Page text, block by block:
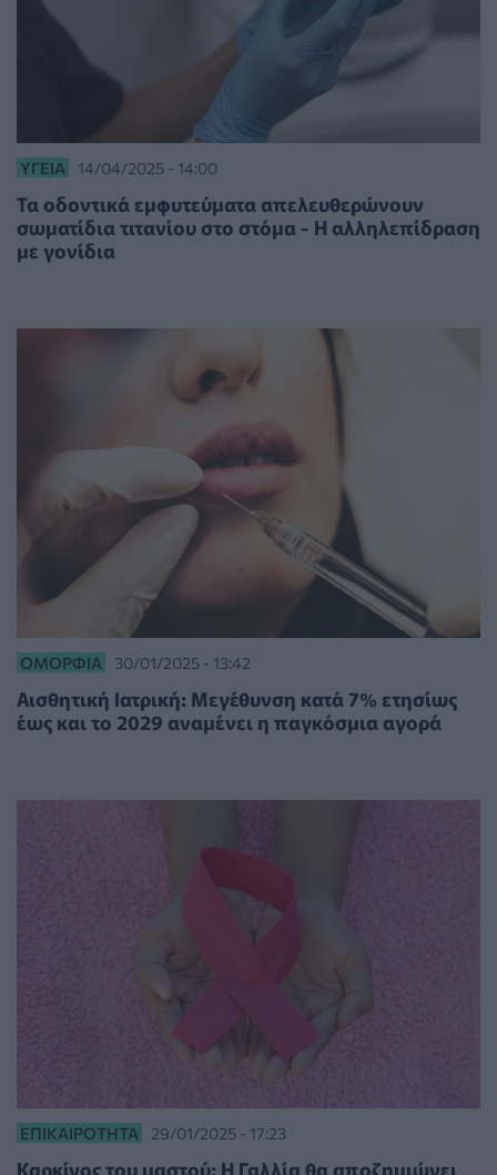
ΥΓΕΊΑ 14/04/2025 - 14:00
Τα οδοντικά εμφυτεύματα απελευθερώνουν
σωματίδια τιτανίου στο στόμα - Η αλληλεπίδραση
με γονίδια
ΟΜΟΡΦΙΆ 30/01/2025 - 13:42
Αισθητική Ιατρική: Μεγέθυνση κατά 7% ετησίως
έως και το 2029 αναμένει η παγκόσμια αγορά
ΕΠΙΚΑΙΡΌΤΗΤΑ 29/01/2025 - 17:23
Καρκίνος του μαστού: Η Γαλλία θα αποζημιώνει